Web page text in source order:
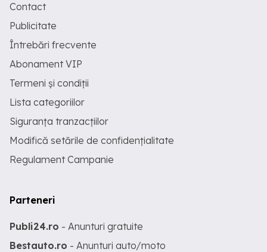
Contact
Publicitate
Întrebări frecvente
Abonament VIP
Termeni și condiții
Lista categoriilor
Siguranța tranzacțiilor
Modifică setările de confidențialitate
Regulament Campanie
Parteneri
Publi24.ro - Anunturi gratuite
Bestauto.ro - Anunturi auto/moto